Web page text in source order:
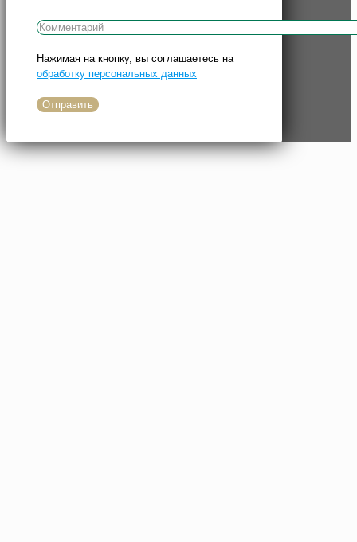
Нажимая на кнопку, вы соглашаетесь на
обработку персональных данных